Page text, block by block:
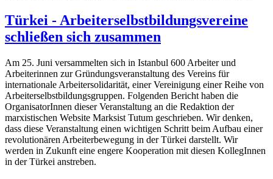
Türkei - Arbeiterselbstbildungsvereine
schließen sich zusammen
Am 25. Juni versammelten sich in Istanbul 600 Arbeiter und
Arbeiterinnen zur Gründungsveranstaltung des Vereins für
internationale Arbeitersolidarität, einer Vereinigung einer Reihe von
Arbeiterselbstbildungsgruppen. Folgenden Bericht haben die
OrganisatorInnen dieser Veranstaltung an die Redaktion der
marxistischen Website Marksist Tutum geschrieben. Wir denken,
dass diese Veranstaltung einen wichtigen Schritt beim Aufbau einer
revolutionären Arbeiterbewegung in der Türkei darstellt. Wir
werden in Zukunft eine engere Kooperation mit diesen KollegInnen
in der Türkei anstreben.